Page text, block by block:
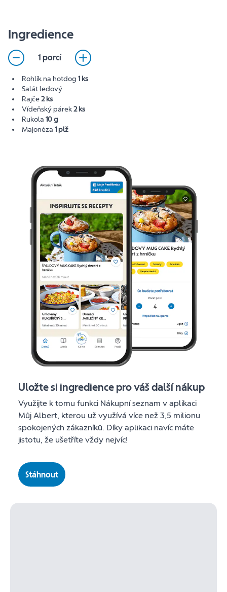
Ingredience
1 porcí
Rohlík na hotdog 1 ks
Salát ledový
Rajče2 ks
Vídeňský párek2 ks
Rukola 10 g
Majonéza 1 plž
Uložte si ingredience pro váš další nákup
Využijte k tomu funkci Nákupní seznam v aplikaci
Můj Albert, kterou už využívá více než 3,5 milionu
spokojených zákazníků. Díky aplikaci navíc máte
jistotu, že ušetříte vždy nejvíc!
Stáhnout